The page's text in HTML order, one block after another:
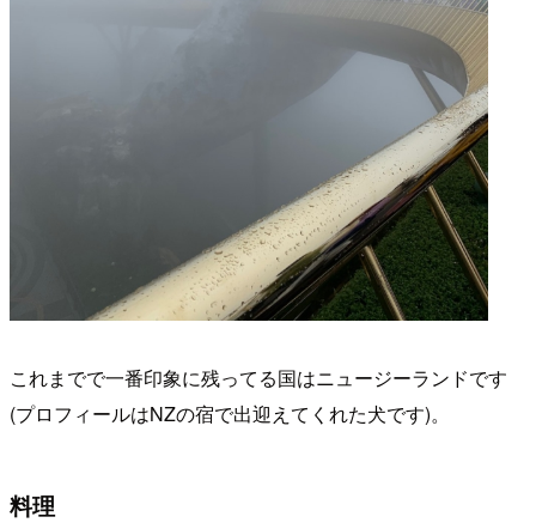
これまでで一番印象に残ってる国はニュージーランドです
(プロフィールはNZの宿で出迎えてくれた犬です)。
料理